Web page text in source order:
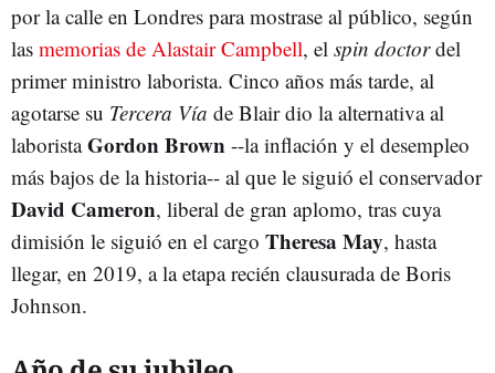
por la calle en Londres para mostrase al público, según
las memorias de Alastair Campbell, el spin doctordel
primer ministro laborista. Cinco años más tarde, al
agotarse su Tercera Vía de Blair dio la alternativa al
laboristaGordon Brown --la inflación y el desempleo
más bajos de la historia-- al que le siguió el conservador
David Cameron, liberal de gran aplomo, tras cuya
dimisión le siguió en el cargo Theresa May, hasta
llegar, en 2019, a la etapa recién clausurada de Boris
Johnson.